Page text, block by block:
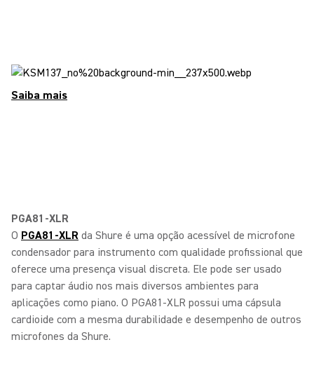
Saiba mais
PGA81-XLR
O PGA81-XLR da Shure é uma opção acessível de microfone
condensador para instrumento com qualidade profissional que
oferece uma presença visual discreta. Ele pode ser usado
para captar áudio nos mais diversos ambientes para
aplicações como piano. O PGA81-XLR possui uma cápsula
cardioide com a mesma durabilidade e desempenho de outros
microfones da Shure.